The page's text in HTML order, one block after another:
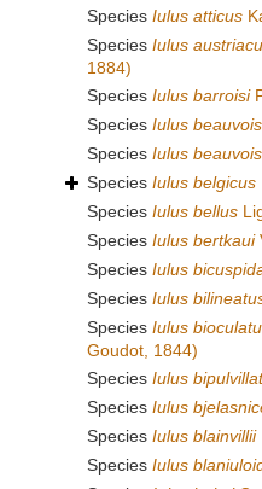
Species Iulus atticus
Species Iulus
1884)
Species Iulus barroisi
Species Iulus
Species Iulus
Species Iulus belgicus
Species Iulus bellus
Species Iulus bertkaui
Species Iulus
Species Iulus
Species Iulus
Goudot, 1844)
Species Iulus
Species Iulus
Species Iulus blainvillii
Species Iulus